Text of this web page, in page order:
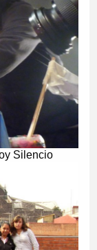
Silencio